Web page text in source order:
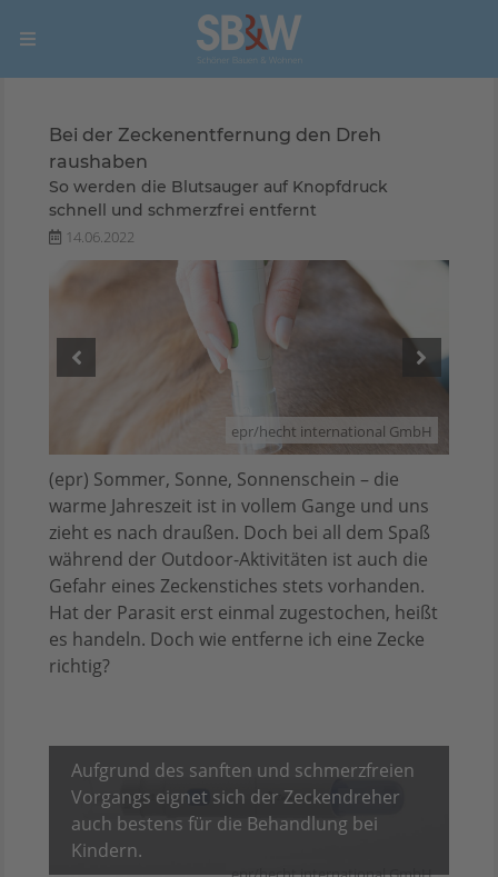
Bei der Zeckenentfernung den Dreh
raushaben
So werden die Blutsauger auf Knopfdruck
schnell und schmerzfrei entfernt
14.06.2022
epr/hecht international GmbH
(epr) Sommer, Sonne, Sonnenschein – die
warme Jahreszeit ist in vollem Gange und uns
zieht es nach draußen. Doch bei all dem Spaß
während der Outdoor-Aktivitäten ist auch die
Gefahr eines Zeckenstiches stets vorhanden.
Hat der Parasit erst einmal zugestochen, heißt
es handeln. Doch wie entferne ich eine Zecke
richtig?
Aufgrund des sanften und schmerzfreien
Vorgangs eignet sich der Zeckendreher
auch bestens für die Behandlung bei
Kindern.